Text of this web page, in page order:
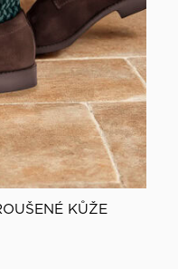
KŮŽE